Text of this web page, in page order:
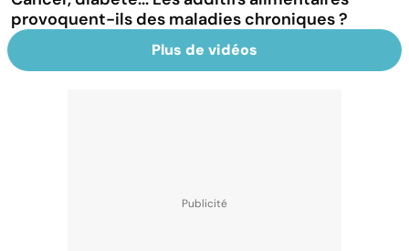
provoquent-ils des maladies chroniques ?
Plus de vidéos